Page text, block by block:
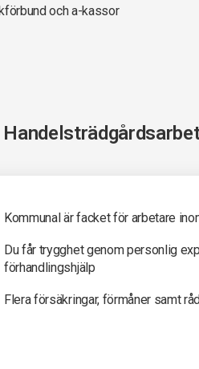
och a-kassor
Kommunal är facket för arbetare
Du får trygghet genom personlig
förhandlingshjälp
Flera försäkringar, förmåner samt